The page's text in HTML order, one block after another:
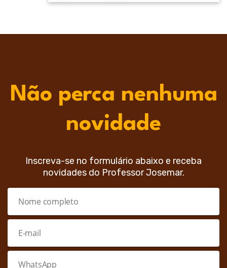
Não perca nenhuma
novidade
Inscreva-se no formulário abaixo e receba
novidades do Professor Josemar.